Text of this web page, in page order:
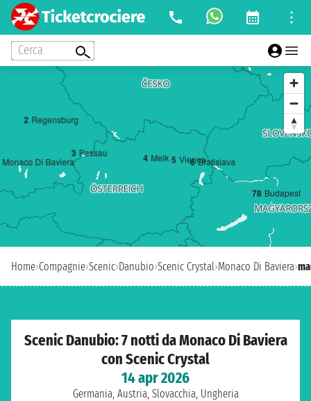
Cerca
Monaco Di Baviera
2 Regensburg
3 Passau 4 Melk 5 Vienna
6 Bratislava
78 Budapest
Home›Compagnie›Scenic›Danubio›Scenic Crystal›Monaco Di Baviera›
Scenic Danubio: 7 notti da Monaco Di Baviera
con Scenic Crystal
14 apr 2026
Germania, Austria, Slovacchia, Ungheria